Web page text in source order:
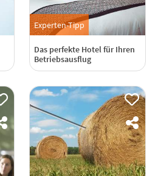
Experten-Tipp
Das perfekte Hotel für Ihren
Betriebsausflug